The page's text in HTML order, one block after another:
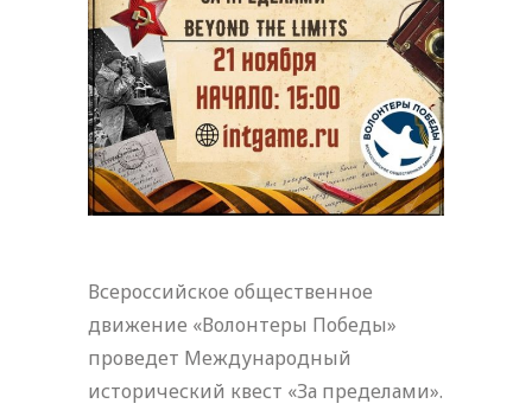
Всероссийское общественное
движение «Волонтеры Победы»
проведет Международный
исторический квест «За пределами».